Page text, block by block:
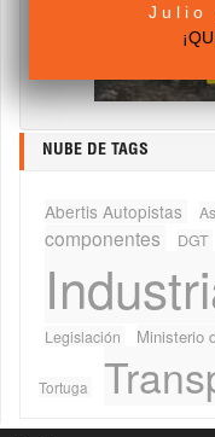
NUBE DE TAGS
Abertis Autopistas
componentes DGT
Legislación
Ministerio
Tortuga
Julio